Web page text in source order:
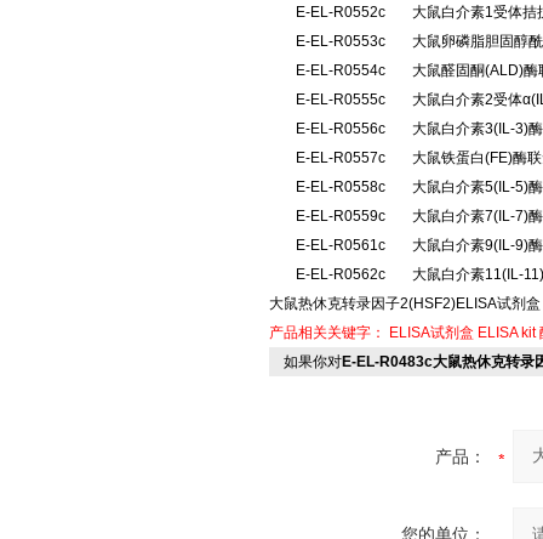
E-EL-R0552c
大鼠白介素1受体拮
E-EL-R0553c
大鼠卵磷脂胆固醇
E-EL-R0554c
大鼠醛固酮(ALD)
E-EL-R0555c
大鼠白介素2受体
E-EL-R0556c
大鼠白介素3(IL-3)
E-EL-R0557c
大鼠铁蛋白(FE)酶
E-EL-R0558c
大鼠白介素5(IL-5)
E-EL-R0559c
大鼠白介素7(IL-7)
E-EL-R0561c
大鼠白介素9(IL-9)
E-EL-R0562c
大鼠白介素11(IL-
大鼠热休克转录因子2(HSF2)ELISA试剂盒
产品相关关键字：
ELISA试剂盒 ELISA kit
如果你对E-EL-R0483c大鼠热休克转录
产品：
您的单位：